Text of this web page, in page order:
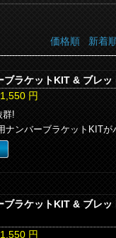
価格順 新着
ブラケットKIT & ブレ
円
群!
ナンバーブラケットKITが
ブラケットKIT & ブレ
円